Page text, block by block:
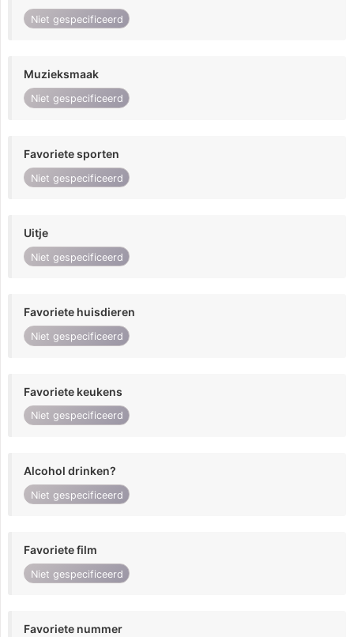
Niet gespecificeerd
Muzieksmaak
Niet gespecificeerd
Favoriete sporten
Niet gespecificeerd
Uitje
Niet gespecificeerd
Favoriete huisdieren
Niet gespecificeerd
Favoriete keukens
Niet gespecificeerd
Alcohol drinken?
Niet gespecificeerd
Favoriete film
Niet gespecificeerd
Favoriete nummer